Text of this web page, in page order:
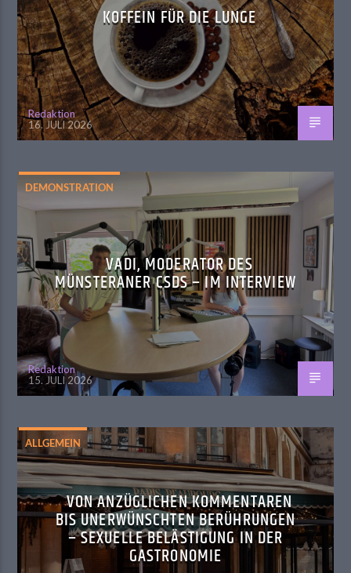
KOFFEIN FÜR DIE LUNGE
Redaktion
16. JULI 2026
DEMONSTRATION
VADI, MODERATOR DES
MÜNSTERANER CSDS – IM INTERVIEW
Redaktion
15. JULI 2026
ALLGEMEIN
VON ANZÜGLICHEN KOMMENTAREN
BIS UNERWÜNSCHTEN BERÜHRUNGEN
– SEXUELLE BELÄSTIGUNG IN DER
GASTRONOMIE